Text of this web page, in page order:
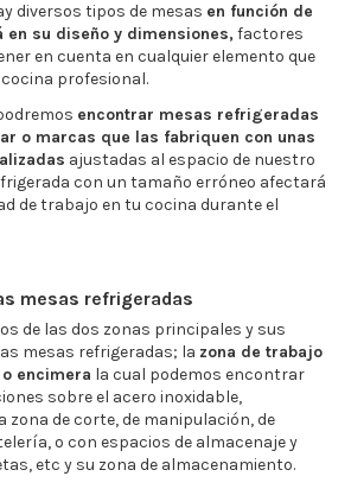
diversos tipos de mesas en función de
en su diseño y dimensiones,factores
en cuenta en cualquier elemento que
profesional.
encontrar mesas refrigeradas
o marcas que las fabriquen con unas
ajustadas al espacio de nuestro
con un tamaño erróneo afectará
de trabajo en tu cocina durante el
mesas refrigeradas
de las dos zonas principales y sus
mesas refrigeradas; la zona de trabajo
encimera la cual podemos encontrar
sobre el acero inoxidable,
zona de corte, de manipulación, de
o con espacios de almacenaje y
etc y su zona de almacenamiento.